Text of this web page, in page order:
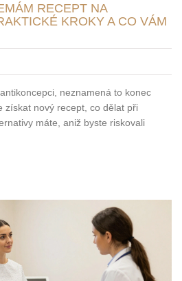
RECEPT NA
KROKY A CO VÁM
neznamená to konec
získat nový recept, co dělat při
máte, aniž byste riskovali